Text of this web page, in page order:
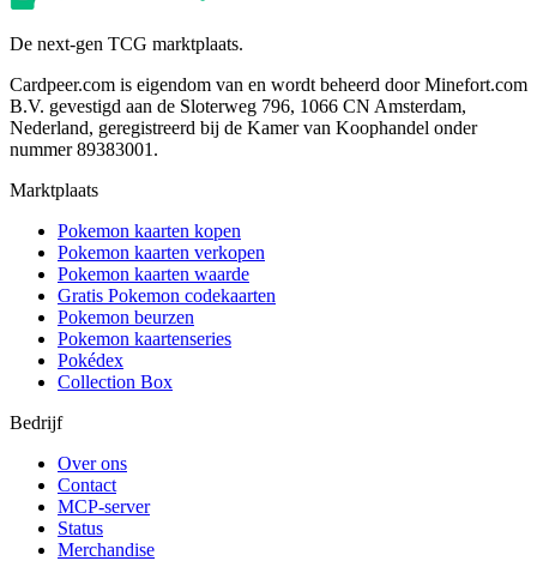
De next-gen TCG marktplaats.
Cardpeer.com is eigendom van en wordt beheerd door Minefort.com
B.V. gevestigd aan de Sloterweg 796, 1066 CN Amsterdam,
Nederland, geregistreerd bij de Kamer van Koophandel onder
nummer 89383001.
Marktplaats
Pokemon kaarten kopen
Pokemon kaarten verkopen
Pokemon kaarten waarde
Gratis Pokemon codekaarten
Pokemon beurzen
Pokemon kaartenseries
Pokédex
Collection Box
Bedrijf
Over ons
Contact
MCP-server
Status
Merchandise